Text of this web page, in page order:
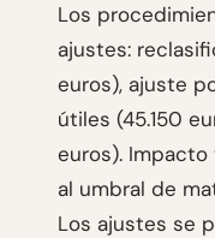
Los
ajustes:
euros), ajuste
útiles (45.150
euros). Impacto
al umbral de
Los ajustes se